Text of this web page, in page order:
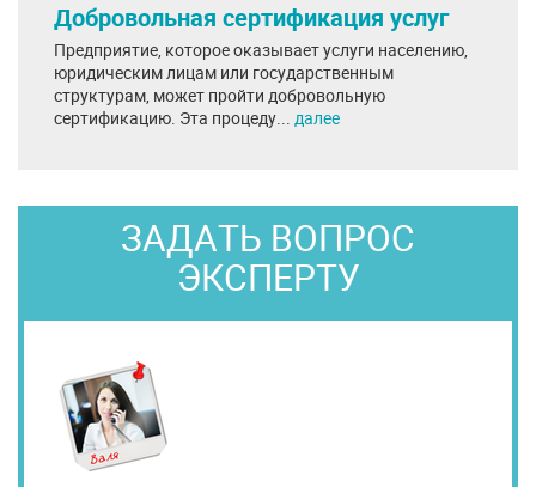
Добровольная сертификация услуг
Предприятие, которое оказывает услуги населению,
юридическим лицам или государственным
структурам, может пройти добровольную
сертификацию. Эта процеду... далее
ЗАДАТЬ ВОПРОС
ЭКСПЕРТУ